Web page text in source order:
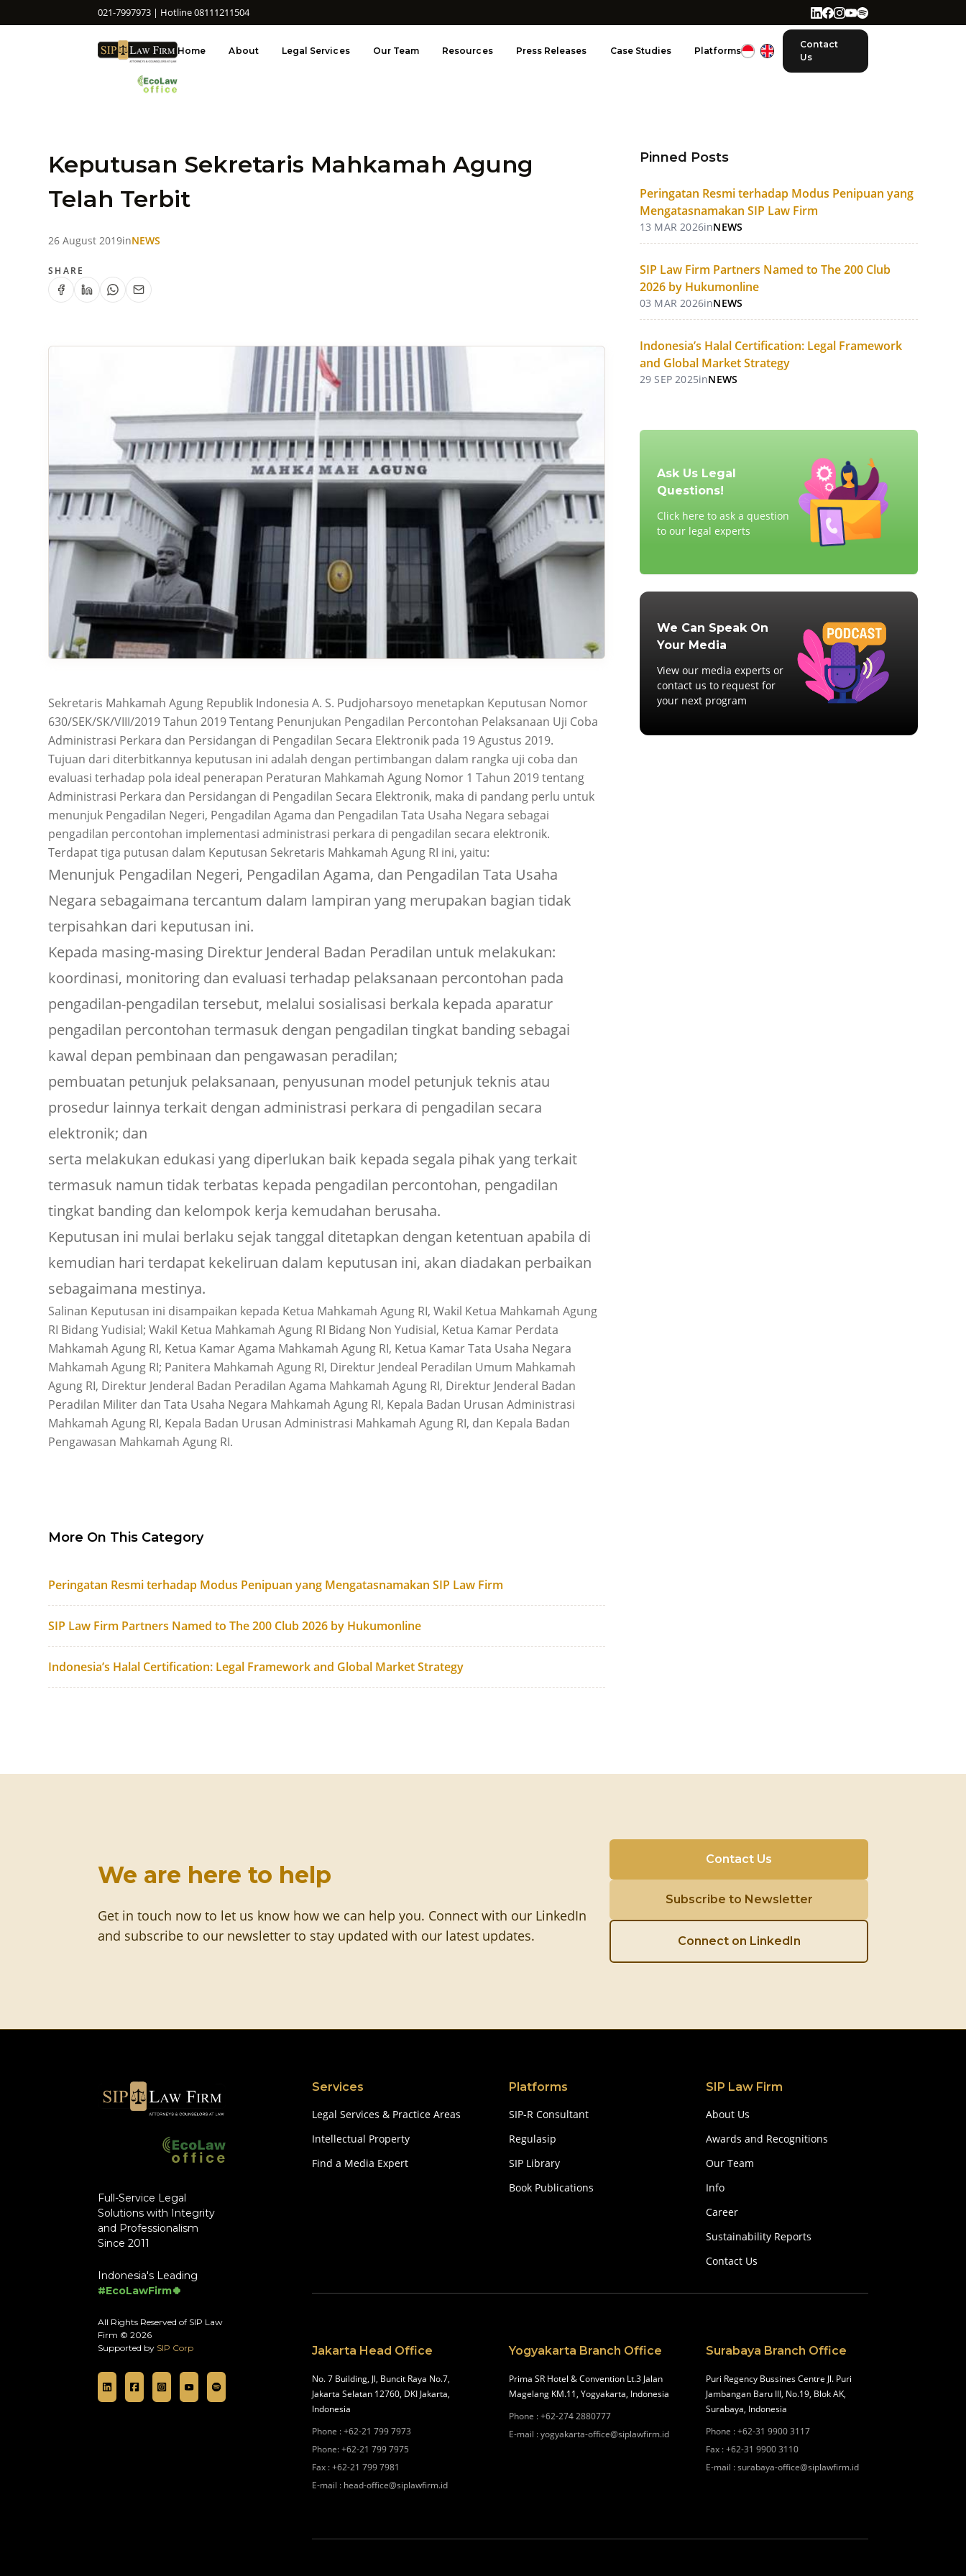
021-7997973 | Hotline 08111211504
Home About Legal Services Our Team Resources Press Releases Case Studies Platforms
Contact
Us
Keputusan Sekretaris Mahkamah Agung
Telah Terbit
26 August 2019inNEWS
SHARE
Sekretaris Mahkamah Agung Republik Indonesia A. S. Pudjoharsoyo menetapkan Keputusan Nomor
630/SEK/SK/VIII/2019 Tahun 2019 Tentang Penunjukan Pengadilan Percontohan Pelaksanaan Uji Coba
Administrasi Perkara dan Persidangan di Pengadilan Secara Elektronik pada 19 Agustus 2019.
Tujuan dari diterbitkannya keputusan ini adalah dengan pertimbangan dalam rangka uji coba dan
evaluasi terhadap pola ideal penerapan Peraturan Mahkamah Agung Nomor 1 Tahun 2019 tentang
Administrasi Perkara dan Persidangan di Pengadilan Secara Elektronik, maka di pandang perlu untuk
menunjuk Pengadilan Negeri, Pengadilan Agama dan Pengadilan Tata Usaha Negara sebagai
pengadilan percontohan implementasi administrasi perkara di pengadilan secara elektronik.
Terdapat tiga putusan dalam Keputusan Sekretaris Mahkamah Agung RI ini, yaitu:
Menunjuk Pengadilan Negeri, Pengadilan Agama, dan Pengadilan Tata Usaha
Negara sebagaimana tercantum dalam lampiran yang merupakan bagian tidak
terpisahkan dari keputusan ini.
Kepada masing-masing Direktur Jenderal Badan Peradilan untuk melakukan:
koordinasi, monitoring dan evaluasi terhadap pelaksanaan percontohan pada
pengadilan-pengadilan tersebut, melalui sosialisasi berkala kepada aparatur
pengadilan percontohan termasuk dengan pengadilan tingkat banding sebagai
kawal depan pembinaan dan pengawasan peradilan;
pembuatan petunjuk pelaksanaan, penyusunan model petunjuk teknis atau
prosedur lainnya terkait dengan administrasi perkara di pengadilan secara
elektronik; dan
serta melakukan edukasi yang diperlukan baik kepada segala pihak yang terkait
termasuk namun tidak terbatas kepada pengadilan percontohan, pengadilan
tingkat banding dan kelompok kerja kemudahan berusaha.
Keputusan ini mulai berlaku sejak tanggal ditetapkan dengan ketentuan apabila di
kemudian hari terdapat kekeliruan dalam keputusan ini, akan diadakan perbaikan
sebagaimana mestinya.
Salinan Keputusan ini disampaikan kepada Ketua Mahkamah Agung RI, Wakil Ketua Mahkamah Agung
RI Bidang Yudisial; Wakil Ketua Mahkamah Agung RI Bidang Non Yudisial, Ketua Kamar Perdata
Mahkamah Agung RI, Ketua Kamar Agama Mahkamah Agung RI, Ketua Kamar Tata Usaha Negara
Mahkamah Agung RI; Panitera Mahkamah Agung RI, Direktur Jendeal Peradilan Umum Mahkamah
Agung RI, Direktur Jenderal Badan Peradilan Agama Mahkamah Agung RI, Direktur Jenderal Badan
Peradilan Militer dan Tata Usaha Negara Mahkamah Agung RI, Kepala Badan Urusan Administrasi
Mahkamah Agung RI, Kepala Badan Urusan Administrasi Mahkamah Agung RI, dan Kepala Badan
Pengawasan Mahkamah Agung RI.
More On This Category
Peringatan Resmi terhadap Modus Penipuan yang Mengatasnamakan SIP Law Firm
SIP Law Firm Partners Named to The 200 Club 2026 by Hukumonline
Indonesia’s Halal Certification: Legal Framework and Global Market Strategy
Pinned Posts
Peringatan Resmi terhadap Modus Penipuan yang
Mengatasnamakan SIP Law Firm
13 MAR 2026inNEWS
SIP Law Firm Partners Named to The 200 Club
2026 by Hukumonline
03 MAR 2026inNEWS
Indonesia’s Halal Certification: Legal Framework
and Global Market Strategy
29 SEP 2025inNEWS
Ask Us Legal
Questions!
Click here to ask a question
to our legal experts
We Can Speak On
Your Media
View our media experts or
contact us to request for
your next program
We are here to help
Get in touch now to let us know how we can help you. Connect with our LinkedIn
and subscribe to our newsletter to stay updated with our latest updates.
Contact Us
Subscribe to Newsletter
Connect on LinkedIn
Full-Service Legal
Solutions with Integrity
and Professionalism
Since 2011
Indonesia's Leading
#EcoLawFirm🍀
All Rights Reserved of SIP Law
Firm © 2026
Supported by SIP Corp
Services
Legal Services & Practice Areas
Intellectual Property
Find a Media Expert
Platforms
SIP-R Consultant
Regulasip
SIP Library
Book Publications
SIP Law Firm
About Us
Awards and Recognitions
Our Team
Info
Career
Sustainability Reports
Contact Us
Jakarta Head Office
No. 7 Building, Jl, Buncit Raya No.7,
Jakarta Selatan 12760, DKI Jakarta,
Indonesia
Phone :+62-21 799 7973
Phone:+62-21 799 7975
Fax :+62-21 799 7981
E-mail : head-office@siplawfirm.id
Yogyakarta Branch Office
Prima SR Hotel & Convention Lt.3 Jalan
Magelang KM.11, Yogyakarta, Indonesia
Phone :+62-274 2880777
E-mail :yogyakarta-office@siplawfirm.id
Surabaya Branch Office
Puri Regency Bussines Centre Jl. Puri
Jambangan Baru III, No.19, Blok AK,
Surabaya, Indonesia
Phone :+62-31 9900 3117
Fax :+62-31 9900 3110
E-mail :surabaya-office@siplawfirm.id